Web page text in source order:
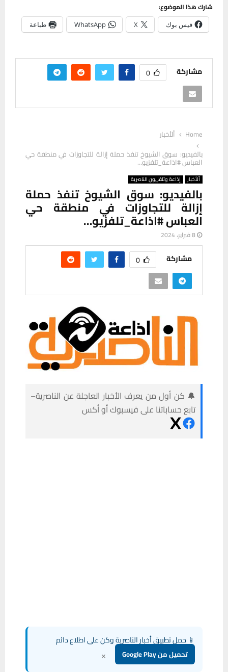
شارك هذا الموضوع:
فيس بوك X
WhatsApp طباعة
مشاركة 0
Home
ألأخبار
بالفيديو: سوق الشيوخ تنفذ حملة إزالة للتجاوزات في منطقة حي
العباس #اذاعة_تلفزيو…
ألأخبار إذاعة وتلفزيون الناصرية
بالفيديو: سوق الشيوخ تنفذ حملة
إزالة للتجاوزات في منطقة حي
العباس #اذاعة_تلفزيو…
8 فبراير، 2024
مشاركة 0
🔔 كن أول من يعرف الأخبار العاجلة عن الناصرية–
تابع حساباتنا على فيسبوك أو أكس
📱 حمل تطبيق أخبار الناصرية وكن على اطلاع دائم
تحميل من Google Play ×